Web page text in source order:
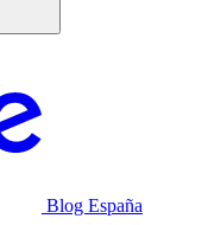
Blog España